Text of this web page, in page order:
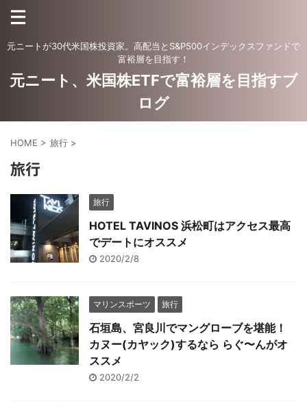
元ニートが30代米国株投資家。高配当とS&P500インデックスファンドで
富裕層を目指す！
元ニート、米国株ETFで富裕層を目指すブ
ログ
HOME > 旅行 >
旅行
旅行
HOTEL TAVINOS 浜松町はアクセス最高
でデートにオススメ
2020/2/8
マリンスポーツ 旅行
石垣島、宮良川でマングローブを堪能！
カヌー(カヤック)するなら らぐ〜んがオ
ススメ
2020/2/2